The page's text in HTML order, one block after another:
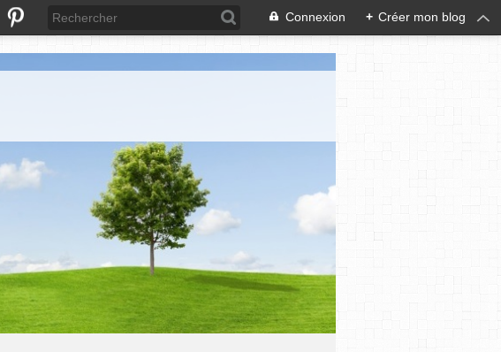
Connexion + Créer mon blog